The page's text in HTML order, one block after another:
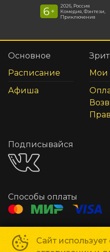
6 +
2026, Россия
Комедия, Фэнтези,
Приключения
Сайт
Основное
Расписание
Афиша
Мои
Подписывайся
Способы оплаты
Контакты
Касса
+7 978 978-53-53